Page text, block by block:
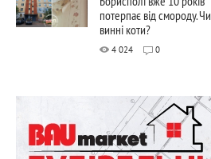
потерпає від смороду. Чи
винні коти?
4 024 0